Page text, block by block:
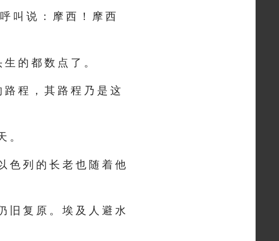
叫 说 ： 摩 西 ！ 摩 西
的 都 数 点 了 。
程 ， 其 路 程 乃 是 这
。
色 列 的 长 老 也 随 着 他
旧 复 原 。 埃 及 人 避 水